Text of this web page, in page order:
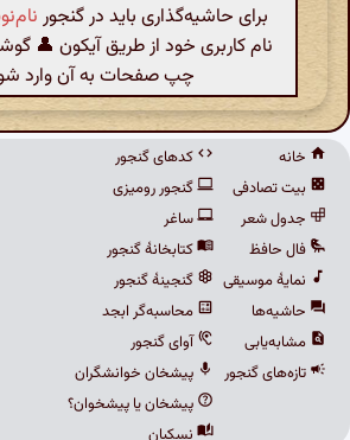
برای حاشیه‌گذاری باید در گنجور
نام کاربری خود از طریق آیکون 👤
چپ صفحات به آن وارد
خانه
بیت تصادفی
جدول شعر
فال حافظ
نمایهٔ موسیقی
حاشیه‌ها
مشابه‌یابی
تازه‌های گنجور
کدهای گنجور
گنجور رومیزی
ساغر
کتابخانهٔ گنجور
گنجینهٔ گنجور
محاسبه‌گر ابجد
آوای گنجور
پیشخان خوانشگران
پیشخان یا پیشخوان؟
نسکبان